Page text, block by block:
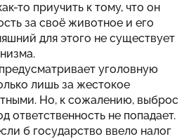
то приучить к тому, что он
за своё животное и его
для этого не существует
уголовную
лишь за жестокое
Но, к сожалению, выброс
ответственность не попадает.
б государство ввело налог